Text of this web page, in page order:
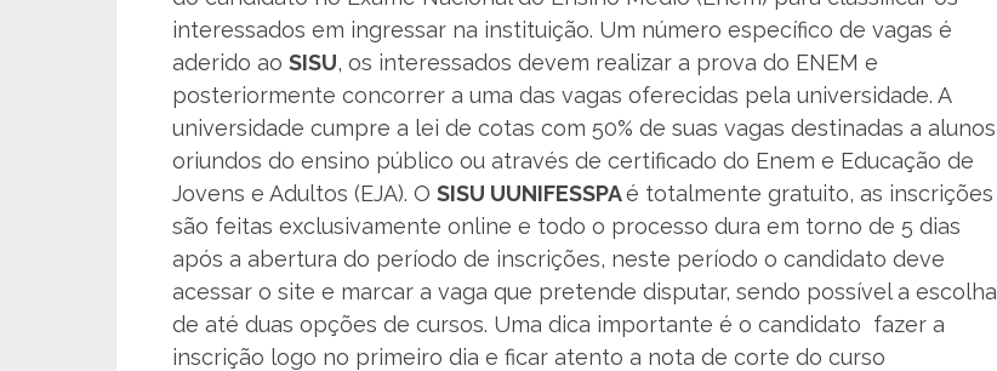
interessados em ingressar na instituição. Um número específico de vagas é
aderido ao SISU, os interessados devem realizar a prova do ENEM e
posteriormente concorrer a uma das vagas oferecidas pela universidade. A
universidade cumpre a lei de cotas com 50% de suas vagas destinadas a alunos
oriundos do ensino público ou através de certificado do Enem e Educação de
Jovens e Adultos (EJA). O SISU UUNIFESSPAé totalmente gratuito, as inscrições
são feitas exclusivamente online e todo o processo dura em torno de 5 dias
após a abertura do período de inscrições, neste período o candidato deve
acessar o site e marcar a vaga que pretende disputar, sendo possível a escolha
de até duas opções de cursos. Uma dica importante é o candidato fazer a
inscrição logo no primeiro dia e ficar atento a nota de corte do curso